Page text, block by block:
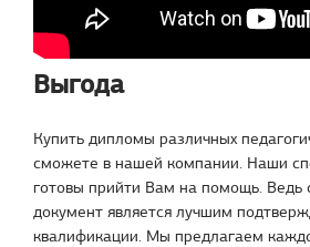
Выгода
Купить дипломы различных
сможете в нашей компании. Наши
готовы прийти Вам на помощь. Ведь
документ является лучшим
квалификации. Мы предлагаем